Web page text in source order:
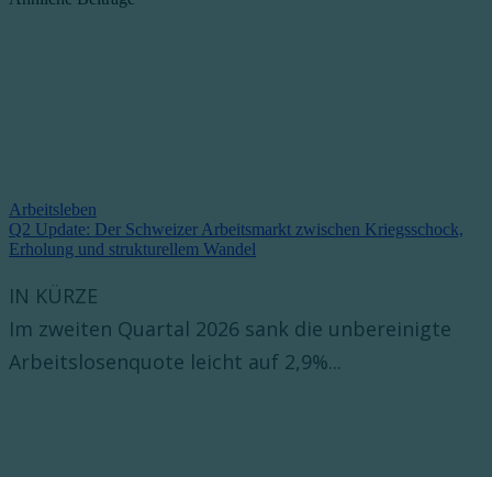
Arbeitsleben
Q2 Update: Der Schweizer Arbeitsmarkt zwischen Kriegsschock,
Erholung und strukturellem Wandel
IN KÜRZE
Im zweiten Quartal 2026 sank die unbereinigte
Arbeitslosenquote leicht auf 2,9%...